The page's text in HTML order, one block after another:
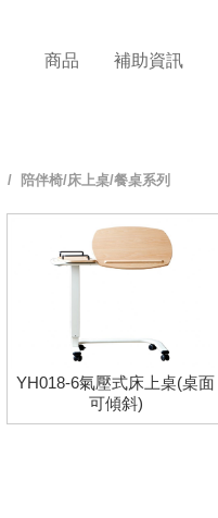
商品 補助資訊
/ 陪伴椅/床上桌/餐桌系列
YH018-6氣壓式床上桌(桌面
可傾斜)